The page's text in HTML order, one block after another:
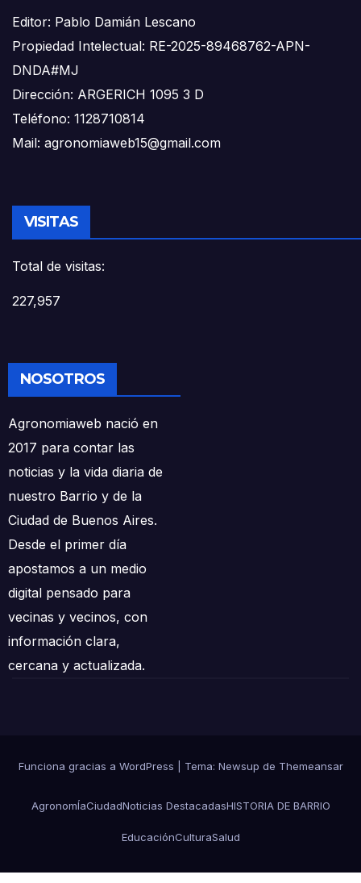
Editor: Pablo Damián Lescano
Propiedad Intelectual: RE-2025-89468762-APN-
DNDA#MJ
Dirección: ARGERICH 1095 3 D
Teléfono: 1128710814
Mail: agronomiaweb15@gmail.com
VISITAS
Total de visitas:
227,957
NOSOTROS
Agronomiaweb nació en
2017 para contar las
noticias y la vida diaria de
nuestro Barrio y de la
Ciudad de Buenos Aires.
Desde el primer día
apostamos a un medio
digital pensado para
vecinas y vecinos, con
información clara,
cercana y actualizada.
Funciona gracias a WordPress Tema: Newsup de Themeansar
AgronomÍaCiudadNoticias DestacadasHISTORIA DE BARRIO
EducaciónCulturaSalud